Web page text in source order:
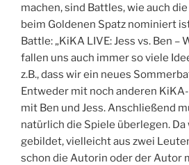
machen, sind Battles, wie auch
beim Goldenen Spatz nominiert
Battle: „KiKA LIVE: Jess vs. Ben –
fallen uns auch immer so viele
z.B., dass wir ein neues
Entweder mit noch anderen
mit Ben und Jess. Anschließend
natürlich die Spiele überlegen. Da
gebildet, vielleicht aus zwei
schon die Autorin oder der Autor